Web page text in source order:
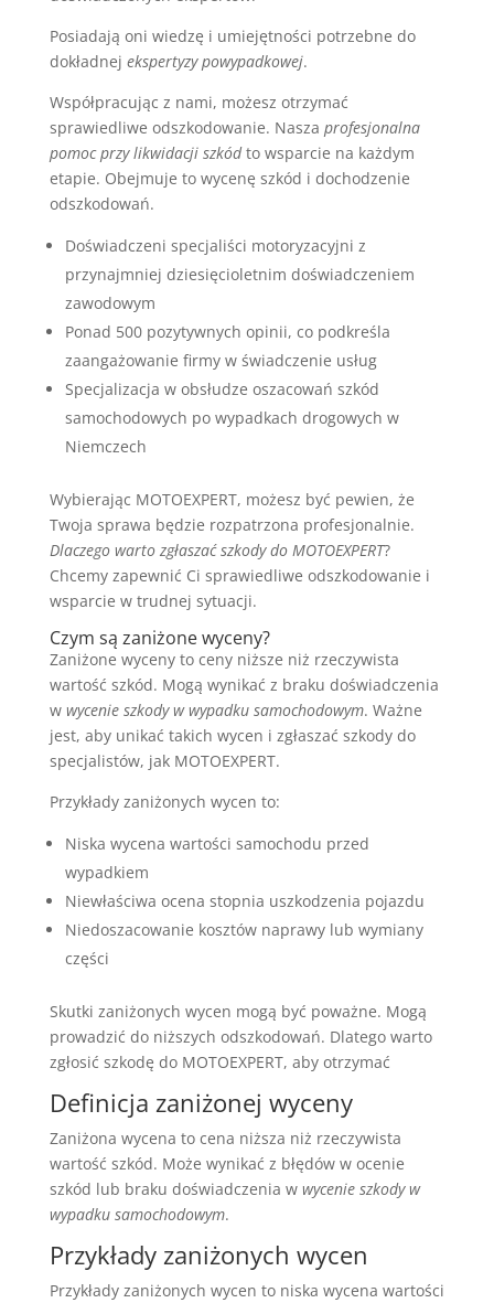
Posiadają oni wiedzę i umiejętności potrzebne do
dokładnej ekspertyzy powypadkowej.
Współpracując z nami, możesz otrzymać
sprawiedliwe odszkodowanie. Nasza profesjonalna
pomoc przy likwidacji szkódto wsparcie na każdym
etapie. Obejmuje to wycenę szkód i dochodzenie
odszkodowań.
Doświadczeni specjaliści motoryzacyjni z
przynajmniej dziesięcioletnim doświadczeniem
zawodowym
Ponad 500 pozytywnych opinii, co podkreśla
zaangażowanie firmy w świadczenie usług
Specjalizacja w obsłudze oszacowań szkód
samochodowych po wypadkach drogowych w
Niemczech
Wybierając MOTOEXPERT, możesz być pewien, że
Twoja sprawa będzie rozpatrzona profesjonalnie.
Dlaczego warto zgłaszać szkody do MOTOEXPERT?
Chcemy zapewnić Ci sprawiedliwe odszkodowanie i
wsparcie w trudnej sytuacji.
Czym są zaniżone wyceny?
Zaniżone wyceny to ceny niższe niż rzeczywista
wartość szkód. Mogą wynikać z braku doświadczenia
w wycenie szkody w wypadku samochodowym. Ważne
jest, aby unikać takich wycen i zgłaszać szkody do
specjalistów, jak MOTOEXPERT.
Przykłady zaniżonych wycen to:
Niska wycena wartości samochodu przed
wypadkiem
Niewłaściwa ocena stopnia uszkodzenia pojazdu
Niedoszacowanie kosztów naprawy lub wymiany
części
Skutki zaniżonych wycen mogą być poważne. Mogą
prowadzić do niższych odszkodowań. Dlatego warto
zgłosić szkodę do MOTOEXPERT, aby otrzymać
Definicja zaniżonej wyceny
Zaniżona wycena to cena niższa niż rzeczywista
wartość szkód. Może wynikać z błędów w ocenie
szkód lub braku doświadczenia w wycenie szkody w
wypadku samochodowym.
Przykłady zaniżonych wycen
Przykłady zaniżonych wycen to niska wycena wartości